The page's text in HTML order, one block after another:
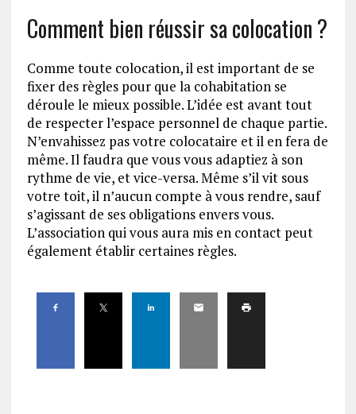
Comment bien réussir sa colocation ?
Comme toute colocation, il est important de se
fixer des règles pour que la cohabitation se
déroule le mieux possible. L’idée est avant tout
de respecter l’espace personnel de chaque partie.
N’envahissez pas votre colocataire et il en fera de
même. Il faudra que vous vous adaptiez à son
rythme de vie, et vice-versa. Même s’il vit sous
votre toit, il n’aucun compte à vous rendre, sauf
s’agissant de ses obligations envers vous.
L’association qui vous aura mis en contact peut
également établir certaines règles.